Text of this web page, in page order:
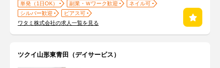
単発（1日OK） 副業・Ｗワーク歓迎
ネイル可
シルバー歓迎
ピアス可
ワタミ株式会社の求人一覧を見る
ツクイ山形東青田（デイサービス）